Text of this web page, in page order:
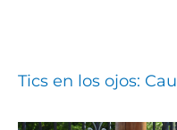
Tics en los ojos: